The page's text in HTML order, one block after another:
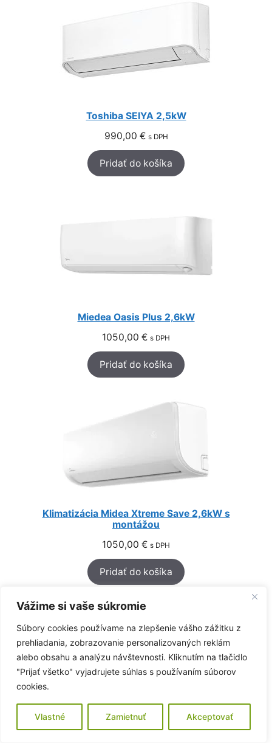
Vážime si vaše súkromie
Súbory cookies používame na zlepšenie vášho zážitku z
prehliadania, zobrazovanie personalizovaných reklám
alebo obsahu a analýzu návštevnosti. Kliknutím na tlačidlo
"Prijať všetko" vyjadrujete súhlas s používaním súborov
cookies.
Vlastné Zamietnuť Akceptovať
Toshiba SEIYA 2,5kW
990,00 € s DPH
Pridať do košíka
Miedea Oasis Plus 2,6kW
1050,00 € s DPH
Pridať do košíka
Klimatizácia Midea Xtreme Save 2,6kW s
montážou
1050,00 € s DPH
Pridať do košíka
Midea GAIA 2,6kW MGA-09-SP